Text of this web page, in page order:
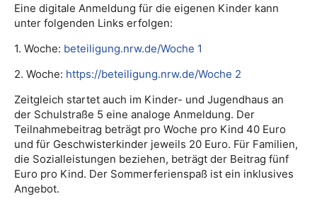
Eine digitale Anmeldung für die eigenen Kinder kann
unter folgenden Links erfolgen:
1. Woche: beteiligung.nrw.de/Woche 1
2. Woche: https://beteiligung.nrw.de/Woche 2
Zeitgleich startet auch im Kinder- und Jugendhaus an
der Schulstraße 5 eine analoge Anmeldung. Der
Teilnahmebeitrag beträgt pro Woche pro Kind 40 Euro
und für Geschwisterkinder jeweils 20 Euro. Für Familien,
die Sozialleistungen beziehen, beträgt der Beitrag fünf
Euro pro Kind. Der Sommerferienspaß ist ein inklusives
Angebot.